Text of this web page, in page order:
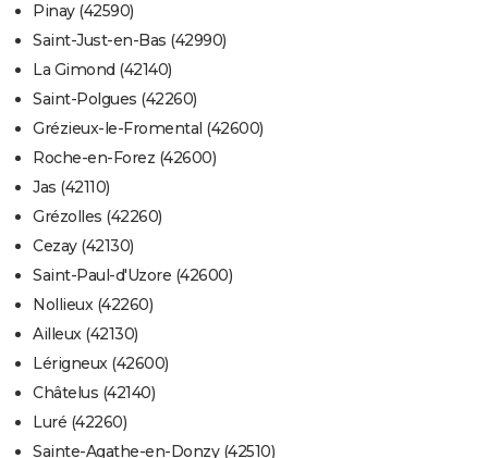
Pinay (42590)
Saint-Just-en-Bas (42990)
La Gimond (42140)
Saint-Polgues (42260)
Grézieux-le-Fromental (42600)
Roche-en-Forez (42600)
Jas (42110)
Grézolles (42260)
Cezay (42130)
Saint-Paul-d'Uzore (42600)
Nollieux (42260)
Ailleux (42130)
Lérigneux (42600)
Châtelus (42140)
Luré (42260)
Sainte-Agathe-en-Donzy (42510)